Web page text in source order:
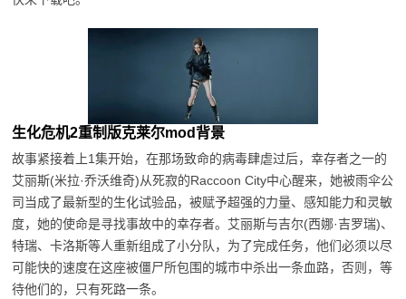
生化危机2重制版克莱尔mod背景
故事紧接着上1集开始，在那场致命的病毒肆虐过后，幸存者之一的
艾丽斯(米拉·乔沃维奇)从死寂的Raccoon City中心醒来，她被雨伞公
司当成了最新型的生化试验品，被赋予超强的力量、感知能力和灵敏
度，她的使命是寻找事故中的幸存者。艾丽斯与吉尔(西娜·吉罗瑞)、
特瑞、卡洛斯等人重新组成了小分队，为了完成任务，他们必须以尽
可能快的速度在这座被僵尸所包围的城市中杀出一条血路，否则，等
待他们的，只有死路一条。